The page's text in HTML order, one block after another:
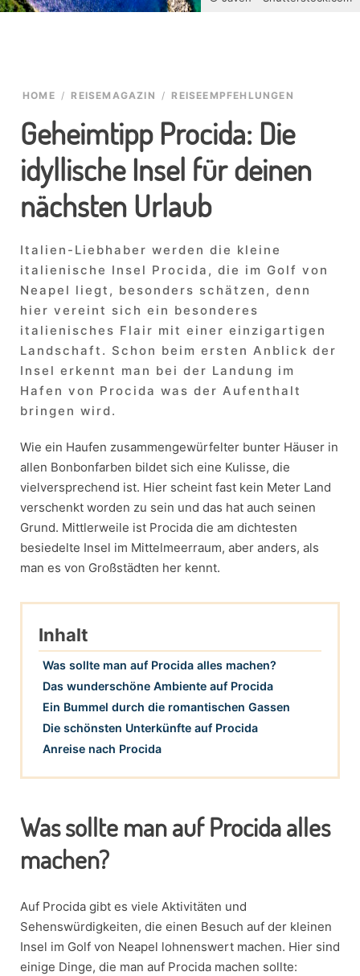
HOME / REISEMAGAZIN / REISEEMPFEHLUNGEN
Geheimtipp Procida: Die
idyllische Insel für deinen
nächsten Urlaub
Italien-Liebhaber werden die kleine
italienische Insel Procida, die im Golf von
Neapel liegt, besonders schätzen, denn
hier vereint sich ein besonderes
italienisches Flair mit einer einzigartigen
Landschaft. Schon beim ersten Anblick der
Insel erkennt man bei der Landung im
Hafen von Procida was der Aufenthalt
bringen wird.
Wie ein Haufen zusammengewürfelter bunter Häuser in
allen Bonbonfarben bildet sich eine Kulisse, die
vielversprechend ist. Hier scheint fast kein Meter Land
verschenkt worden zu sein und das hat auch seinen
Grund. Mittlerweile ist Procida die am dichtesten
besiedelte Insel im Mittelmeerraum, aber anders, als
man es von Großstädten her kennt.
Inhalt
Was sollte man auf Procida alles machen?
Das wunderschöne Ambiente auf Procida
Ein Bummel durch die romantischen Gassen
Die schönsten Unterkünfte auf Procida
Anreise nach Procida
Was sollte man auf Procida alles
machen?
Auf Procida gibt es viele Aktivitäten und
Sehenswürdigkeiten, die einen Besuch auf der kleinen
Insel im Golf von Neapel lohnenswert machen. Hier sind
einige Dinge, die man auf Procida machen sollte: